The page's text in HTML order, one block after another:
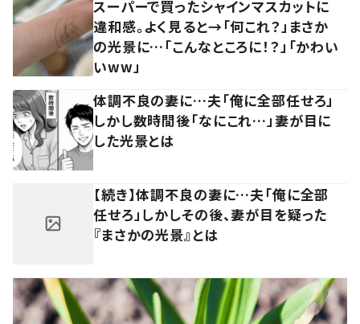
スーパーで買ったシャインマスカットに
違和感。よく見ると→「何これ？」まさか
の光景に…「こんなところに！？」「かわい
いww」
体調不良の妻に…夫「俺に全部任せろ」
しかし数時間後「なにこれ…」妻が目に
した光景とは
【続き】体調不良の妻に…夫「俺に全部
任せろ」しかしその後、妻が目を疑った
『まさかの光景』とは